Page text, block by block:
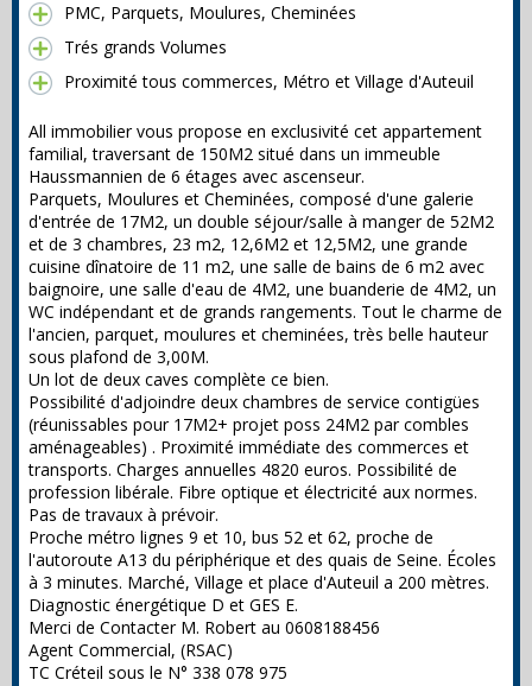
PMC, Parquets, Moulures, Cheminées
Trés grands Volumes
Proximité tous commerces, Métro et Village d'Auteuil
All immobilier vous propose en exclusivité cet appartement
familial, traversant de 150M2 situé dans un immeuble
Haussmannien de 6 étages avec ascenseur.
Parquets, Moulures et Cheminées, composé d'une galerie
d'entrée de 17M2, un double séjour/salle à manger de 52M2
et de 3 chambres, 23 m2, 12,6M2 et 12,5M2, une grande
cuisine dînatoire de 11 m2, une salle de bains de 6 m2 avec
baignoire, une salle d'eau de 4M2, une buanderie de 4M2, un
WC indépendant et de grands rangements. Tout le charme de
l'ancien, parquet, moulures et cheminées, très belle hauteur
sous plafond de 3,00M.
Un lot de deux caves complète ce bien.
Possibilité d'adjoindre deux chambres de service contigües
(réunissables pour 17M2+ projet poss 24M2 par combles
aménageables) . Proximité immédiate des commerces et
transports. Charges annuelles 4820 euros. Possibilité de
profession libérale. Fibre optique et électricité aux normes.
Pas de travaux à prévoir.
Proche métro lignes 9 et 10, bus 52 et 62, proche de
l'autoroute A13 du périphérique et des quais de Seine. Écoles
à 3 minutes. Marché, Village et place d'Auteuil a 200 mètres.
Diagnostic énergétique D et GES E.
Merci de Contacter M. Robert au 0608188456
Agent Commercial, (RSAC)
TC Créteil sous le N° 338 078 975